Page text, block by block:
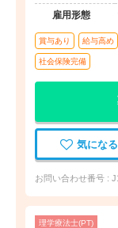
雇用形態
賞与あり 給与高め
社会保険完備
気になる
お問い合わせ番号 :
理学療法士(PT)